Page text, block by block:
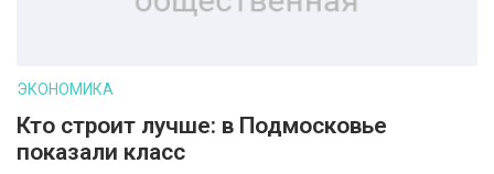
ЭКОНОМИКА
Кто строит лучше: в Подмосковье
показали класс